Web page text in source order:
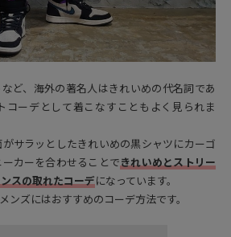
ど、海外の著名人はきれいめの代名詞であ
コーデとして着こなすこともよく見られま
サラッとしたきれいめの黒シャツにカーゴ
カーを合わせることできれいめとストリー
スの取れたコーデになっています。
ンズにはおすすめのコーデ方法です。